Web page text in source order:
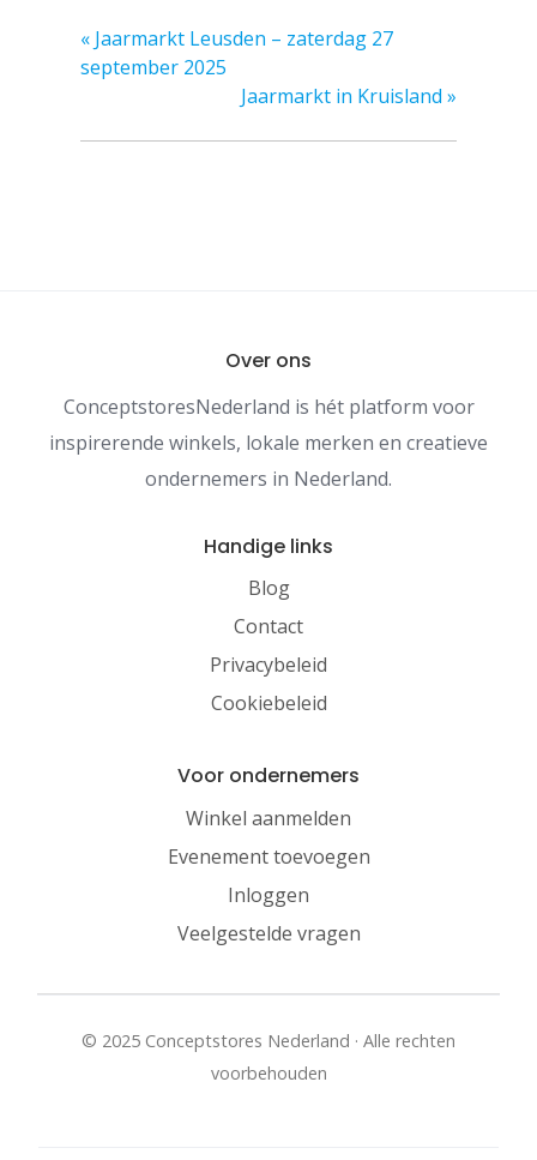
« Jaarmarkt Leusden – zaterdag 27
september 2025
Jaarmarkt in Kruisland »
Over ons
ConceptstoresNederland is hét platform voor
inspirerende winkels, lokale merken en creatieve
ondernemers in Nederland.
Handige links
Blog
Contact
Privacybeleid
Cookiebeleid
Voor ondernemers
Winkel aanmelden
Evenement toevoegen
Inloggen
Veelgestelde vragen
© 2025 Conceptstores Nederland · Alle rechten
voorbehouden